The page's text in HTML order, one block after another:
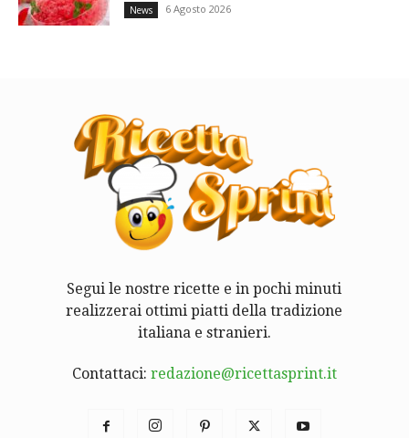
News 6 Agosto 2026
Segui le nostre ricette e in pochi minuti
realizzerai ottimi piatti della tradizione
italiana e stranieri.
Contattaci: redazione@ricettasprint.it